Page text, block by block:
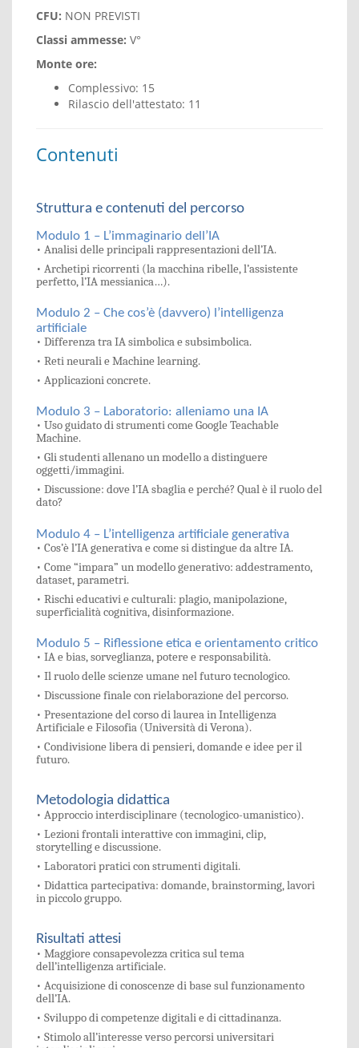
CFU: NON PREVISTI
Classi ammesse: V°
Monte ore:
Complessivo: 15
Rilascio dell'attestato: 11
Contenuti
Struttura e contenuti del percorso
Modulo 1 – L’immaginario dell’IA
• Analisi delle principali rappresentazioni dell’IA.
• Archetipi ricorrenti (la macchina ribelle, l’assistente
perfetto, l’IA messianica…).
Modulo 2 – Che cos’è (davvero) l’intelligenza
artificiale
• Differenza tra IA simbolica e subsimbolica.
• Reti neurali e Machine learning.
• Applicazioni concrete.
Modulo 3 – Laboratorio: alleniamo una IA
• Uso guidato di strumenti come Google Teachable
Machine.
• Gli studenti allenano un modello a distinguere
oggetti/immagini.
• Discussione: dove l’IA sbaglia e perché? Qual è il ruolo del
dato?
Modulo 4 – L’intelligenza artificiale generativa
• Cos’è l’IA generativa e come si distingue da altre IA.
• Come “impara” un modello generativo: addestramento,
dataset, parametri.
• Rischi educativi e culturali: plagio, manipolazione,
superficialità cognitiva, disinformazione.
Modulo 5 – Riflessione etica e orientamento critico
• IA e bias, sorveglianza, potere e responsabilità.
• Il ruolo delle scienze umane nel futuro tecnologico.
• Discussione finale con rielaborazione del percorso.
• Presentazione del corso di laurea in Intelligenza
Artificiale e Filosofia (Università di Verona).
• Condivisione libera di pensieri, domande e idee per il
futuro.
Metodologia didattica
• Approccio interdisciplinare (tecnologico-umanistico).
• Lezioni frontali interattive con immagini, clip,
storytelling e discussione.
• Laboratori pratici con strumenti digitali.
• Didattica partecipativa: domande, brainstorming, lavori
in piccolo gruppo.
Risultati attesi
• Maggiore consapevolezza critica sul tema
dell’intelligenza artificiale.
• Acquisizione di conoscenze di base sul funzionamento
dell’IA.
• Sviluppo di competenze digitali e di cittadinanza.
• Stimolo all’interesse verso percorsi universitari